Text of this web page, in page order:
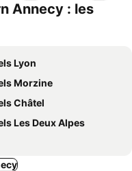
Annecy : les
Lyon
Morzine
Châtel
Les Deux Alpes